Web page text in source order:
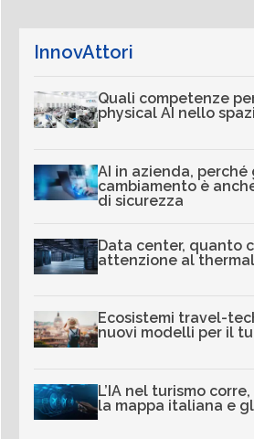
InnovAttori
Quali competenze
physical AI nello
AI in azienda, perché
cambiamento è
di sicurezza
Data center, quanto
attenzione al
Ecosistemi travel-
nuovi modelli per il
L’IA nel turismo
la mappa italiana e